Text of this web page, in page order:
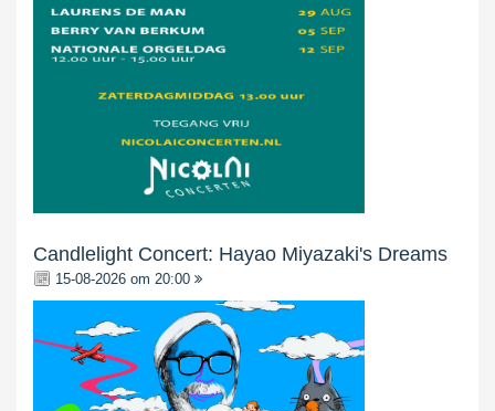
Candlelight Concert: Hayao Miyazaki's Dreams
15-08-2026 om 20:00